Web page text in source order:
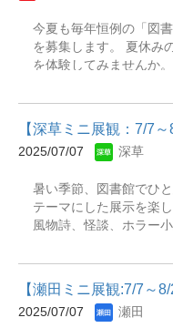
おすすめ本等のコーナ
り幅広い業務を行って
今夏も毎年恒例の「図
を募集します。 夏休み
を体験してみませんか
きます。 皆さんの読書
することができる絶好
参加ください。 （既に
資料は選書できません
〇募集人数 20名（先
7月9日（水）～8月1
下記のアドレス宛に
ールの件名は、「学
メール本文に下記
名 ②学籍番号 ◎
（月）～9月5日（金
【深草ミニ展観：7/7
2025/07/07 深草
暑い季節、図書館でひ
テーマにした展示を楽
風物詩、怪談、ホラー
ょっとした発見や癒し
ています。ぜひお気軽
展示期間：2025年7月7
(土) 場 所：深草図書
2025/07/07 瀬田